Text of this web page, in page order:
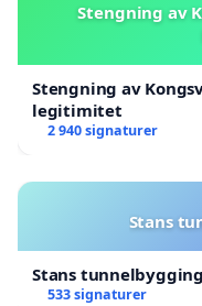
Stengning av
Stengning av
legitimitet
2 940 signaturer
Stans
Stans
533 signaturer